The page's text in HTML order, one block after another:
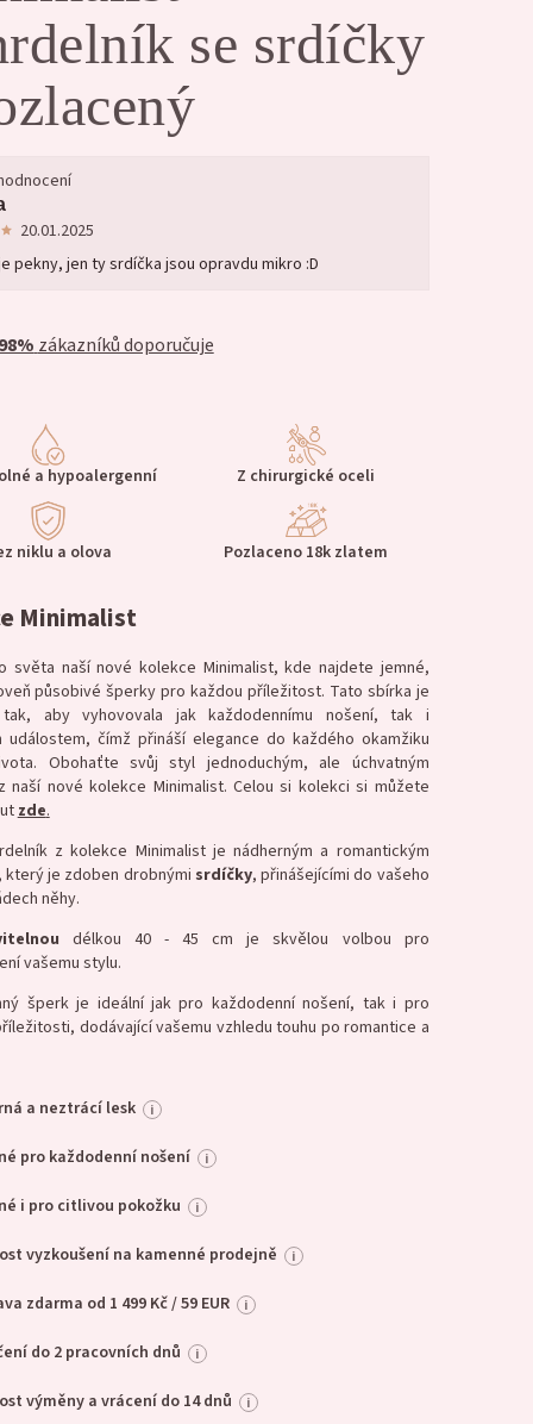
se srdíčky
20.01.2025
pekny, jen ty srdíčka jsou opravdu mikro :D
98% zákazníků doporučuje
a hypoalergenní Z chirurgické oceli
niklu a olova Pozlaceno 18k zlatem
Minimalist
světa naší nové kolekce Minimalist, kde najdete jemné,
působivé šperky pro každou příležitost. Tato sbírka je
tak, aby vyhovovala jak každodennímu nošení, tak i
událostem, čímž přináší elegance do každého okamžiku
Obohaťte svůj styl jednoduchým, ale úchvatným
naší nové kolekce Minimalist. Celou si kolekci si můžete
zde.
z kolekce Minimalist je nádherným a romantickým
který je zdoben drobnými srdíčky, přinášejícími do vašeho
něhy.
délkou 40 - 45 cm je skvělou volbou pro
vašemu stylu.
šperk je ideální jak pro každodenní nošení, tak i pro
dodávající vašemu vzhledu touhu po romantice a
a neztrácí lesk i
pro každodenní nošení i
i pro citlivou pokožku i
vyzkoušení na kamenné prodejně i
zdarma od 1 499 Kč / 59 EUR i
do 2 pracovních dnů i
výměny a vrácení do 14 dnů i